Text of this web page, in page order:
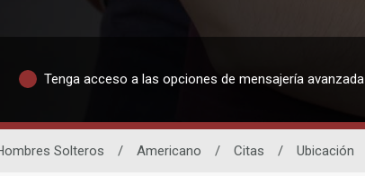
Tenga acceso a las opciones de mensajería avanzada
Solteros / Americano / Citas / Ubicación